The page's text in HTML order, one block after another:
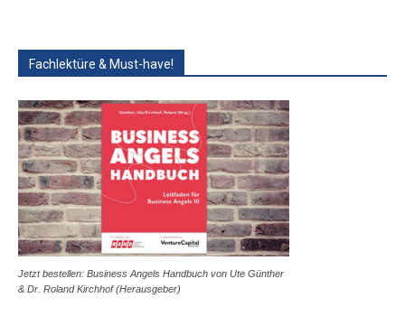
Fachlektüre & Must-have!
Jetzt bestellen: Business Angels Handbuch von Ute Günther
& Dr. Roland Kirchhof (Herausgeber)